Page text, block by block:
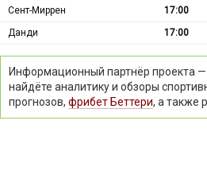
Сент-Миррен 17:00
Данди
17:00
Информационный партнёр проекта
найдёте аналитику и обзоры
прогнозов, фрибет Беттери, а также